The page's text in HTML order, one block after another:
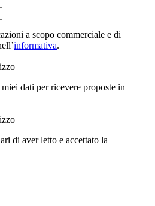
a scopo commerciale e di
informativa.
dati per ricevere proposte in
di aver letto e accettato la